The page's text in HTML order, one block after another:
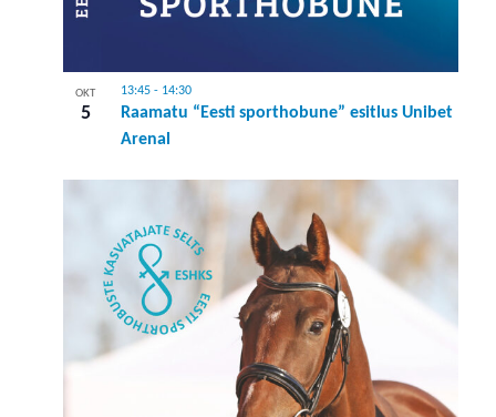
OKT
5
Raamatu “Eesti sporthobune” esitlus Unibet
Arenal
13:45- 14:30